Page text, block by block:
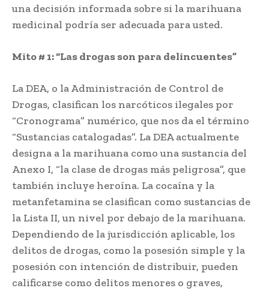
una decisión informada sobre si la marihuana
medicinal podría ser adecuada para usted.
Mito # 1: “Las drogas son para delincuentes”
La DEA, o la Administración de Control de
Drogas, clasifican los narcóticos ilegales por
“Cronograma” numérico, que nos da el término
“Sustancias catalogadas”. La DEA actualmente
designa a la marihuana como una sustancia del
Anexo I, “la clase de drogas más peligrosa”, que
también incluye heroína. La cocaína y la
metanfetamina se clasifican como sustancias de
la Lista II, un nivel por debajo de la marihuana.
Dependiendo de la jurisdicción aplicable, los
delitos de drogas, como la posesión simple y la
posesión con intención de distribuir, pueden
calificarse como delitos menores o graves,